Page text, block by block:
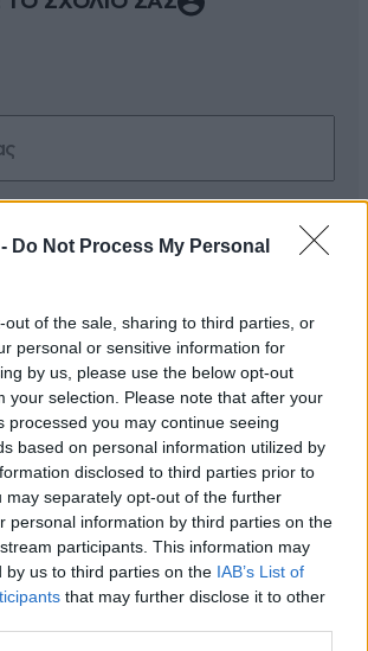
Do Not Process My Personal
out of the sale, sharing to third parties, or
personal or sensitive information for
by us, please use the below opt-out
your selection. Please note that after your
processed you may continue seeing
based on personal information utilized by
disclosed to third parties prior to
may separately opt-out of the further
personal information by third parties on the
participants. This information may
by us to third parties on the IAB’s List of
that may further disclose it to other
τους κανόνες σχολιασμού
ΠΡΟΣΘΗΚΗ
15·05·2013 11:10
ΑΡΕΣΕΙ ΠΟΛΥ.